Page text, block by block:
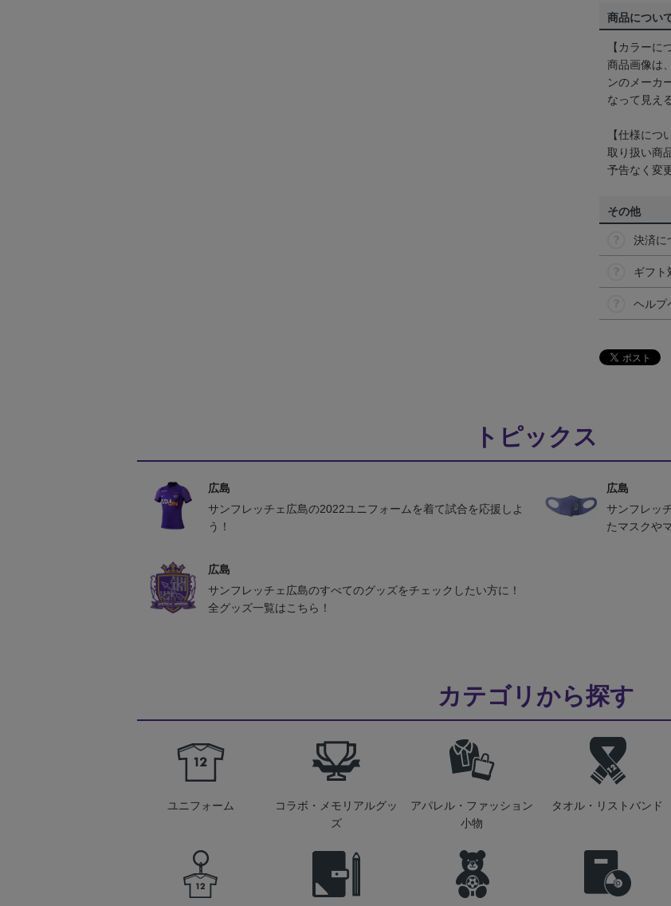
商品につい
【カラーに
商品画像は
ンのメーカ
なって見え
【仕様につ
取り扱い商
予告なく変
その他
決済に
ギフト
ヘルプ
トピックス
広島
サンフレッチェ広島の2022ユニフォームを着て試合を応援しよ
う！
広島
サンフレッ
たマスクや
広島
サンフレッチェ広島のすべてのグッズをチェックしたい方に！
全グッズ一覧はこちら！
カテゴリから探す
ユニフォーム
コラボ・メモリアルグッ
ズ
アパレル・ファッション
小物
タオル・リストバンド